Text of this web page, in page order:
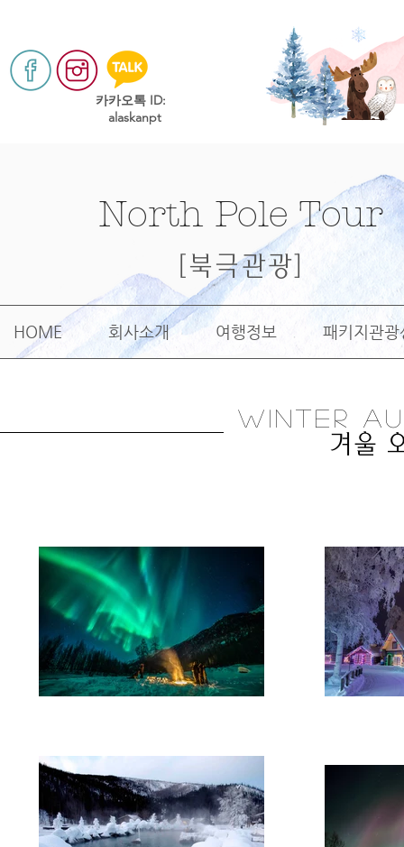
​카카오톡 ID:
alaskanpt
North Pole Tour
[북극관광]
WINTER
겨울
HOME 회사소개 여행정보 패키지관광